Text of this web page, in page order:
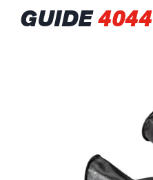
GUIDE4044